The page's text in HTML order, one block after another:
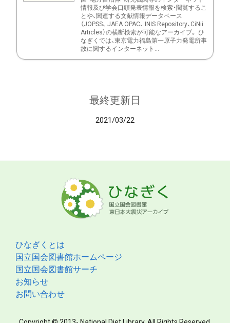
情報及び学会口頭発表情報を検索・閲覧するこ
とや、関連する文献情報データベース
（JOPSS、 JAEA OPAC、 INIS Repository、CiNii
Articles）の横断検索が可能なアーカイブ。 ひ
なぎくでは、東京電力福島第一原子力発電所事
故に関するインターネット...
最終更新日
2021/03/22
ひなぎくとは
国立国会図書館ホームページ
国立国会図書館サーチ
お知らせ
お問い合わせ